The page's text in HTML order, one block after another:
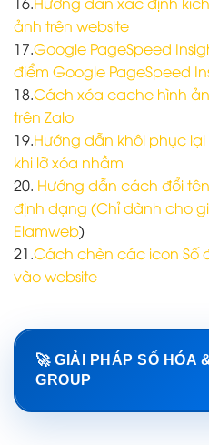
ảnh trên website
17.Google PageSpeed
điểm Google PageSpeed
18.Cách xóa cache hình
trên Zalo
19.Hướng dẫn khôi phục
khi lỡ xóa nhầm
20. Hướng dẫn cách đổi
định dạng (Chỉ dành cho
Elamweb)
21.Cách chèn các icon Số
vào website
🚀 GIẢI PHÁP SỐ HÓA
GROUP